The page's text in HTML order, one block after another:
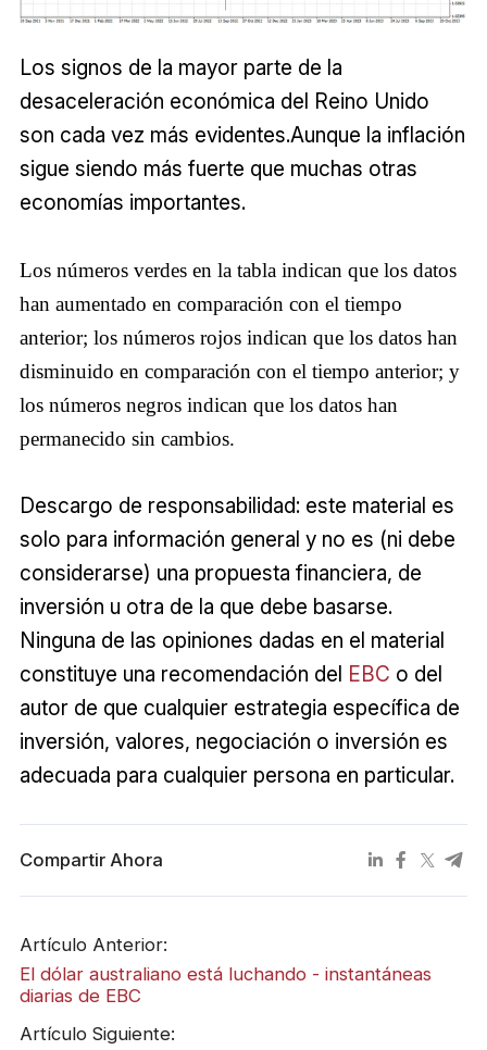
Los signos de la mayor parte de la
desaceleración económica del Reino Unido
son cada vez más evidentes.Aunque la inflación
sigue siendo más fuerte que muchas otras
economías importantes.
Los números verdes en la tabla indican que los datos
han aumentado en comparación con el tiempo
anterior; los números rojos indican que los datos han
disminuido en comparación con el tiempo anterior; y
los números negros indican que los datos han
permanecido sin cambios.
Descargo de responsabilidad: este material es
solo para información general y no es (ni debe
considerarse) una propuesta financiera, de
inversión u otra de la que debe basarse.
Ninguna de las opiniones dadas en el material
constituye una recomendación del EBC o del
autor de que cualquier estrategia específica de
inversión, valores, negociación o inversión es
adecuada para cualquier persona en particular.
Compartir Ahora
Artículo Anterior:
El dólar australiano está luchando - instantáneas
diarias de EBC
Artículo Siguiente: